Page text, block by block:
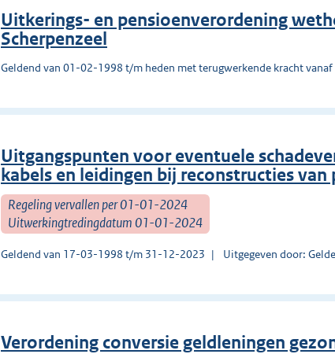
Uitkerings- en pensioenverordening
Scherpenzeel
Geldend van 01-02-1998 t/m heden met terugwerkende kracht
Uitgangspunten voor eventuele
kabels en leidingen bij reconstructies van
Regeling vervallen per 01-01-2024
Uitwerkingtredingdatum 01-01-2024
Geldend van 17-03-1998 t/m 31-12-2023 Uitgegeven door:
Verordening conversie geldleningen